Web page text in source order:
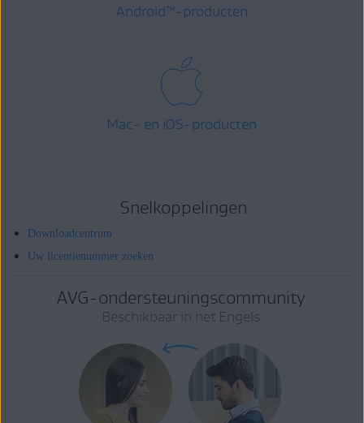
Android™-producten
Mac- en iOS-producten
Snelkoppelingen
Downloadcentrum
Uw licentienummer zoeken
AVG-ondersteuningscommunity
Beschikbaar in het Engels